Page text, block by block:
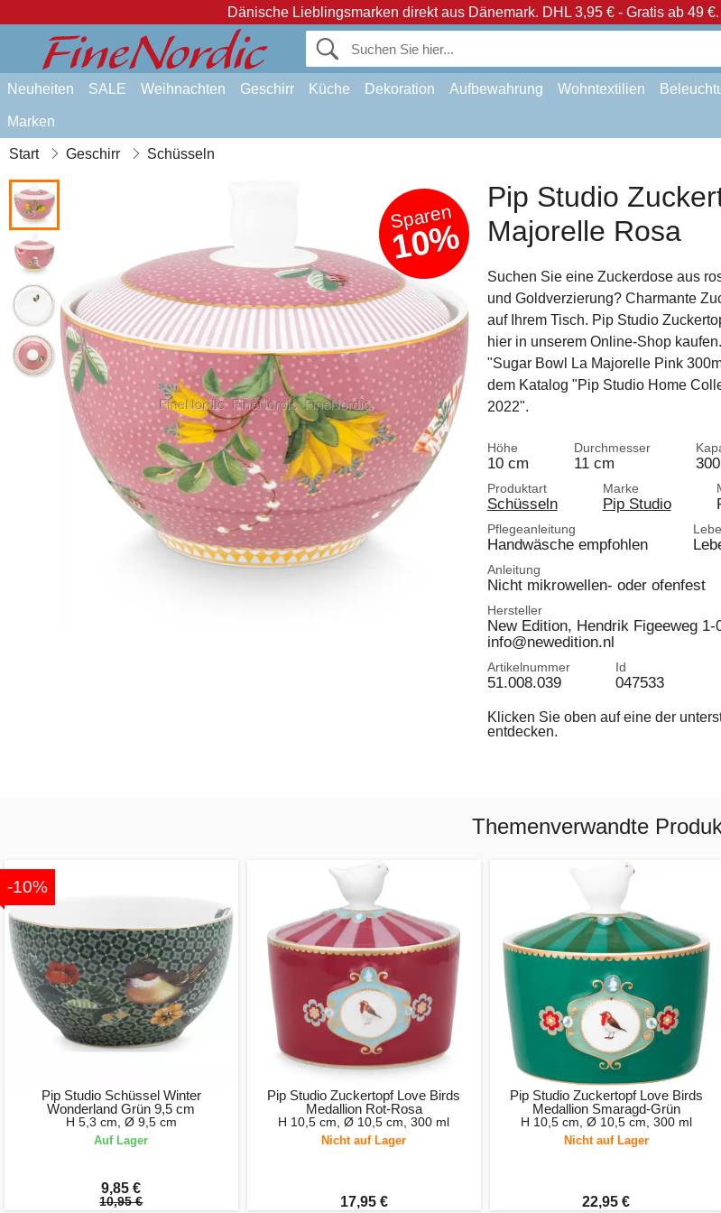
Dänische Lieblingsmarken direkt aus Dänemark. DHL 3,95 € - Gratis ab 49 €.
Neuheiten SALE Weihnachten Geschirr Küche Dekoration Aufbewahrung Wohntextilien
Marken
Start Geschirr Schüsseln
Sparen
10%
Pip Studio
Majorelle Rosa
Suchen Sie eine Zuckerdose aus
und Goldverzierung? Charmante
auf Ihrem Tisch. Pip Studio
hier in unserem Online-Shop
"Sugar Bowl La Majorelle Pink
dem Katalog "Pip Studio Home
2022".
Höhe
10 cm
Durchmesser
11 cm
Produktart
Schüsseln
Marke
Pip Studio
Pflegeanleitung
Handwäsche empfohlen
Anleitung
Nicht mikrowellen- oder ofenfest
Hersteller
New Edition, Hendrik Figeeweg
info@newedition.nl
Artikelnummer
51.008.039
Id
047533
Klicken Sie oben auf eine der
entdecken.
Themenverwandte
-10%
Pip Studio Schüssel Winter
Wonderland Grün 9,5 cm
H 5,3 cm, Ø 9,5 cm
Auf Lager
9,85 €
10,95 €
Pip Studio Zuckertopf Love Birds
Medallion Rot-Rosa
H 10,5 cm, Ø 10,5 cm, 300 ml
Nicht auf Lager
17,95 €
Pip Studio Zuckertopf Love Birds
Medallion Smaragd-Grün
H 10,5 cm, Ø 10,5 cm, 300 ml
Nicht auf Lager
22,95 €